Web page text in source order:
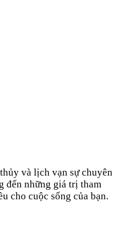
và lịch vạn sự chuyên
đến những giá trị tham
cho cuộc sống của bạn.